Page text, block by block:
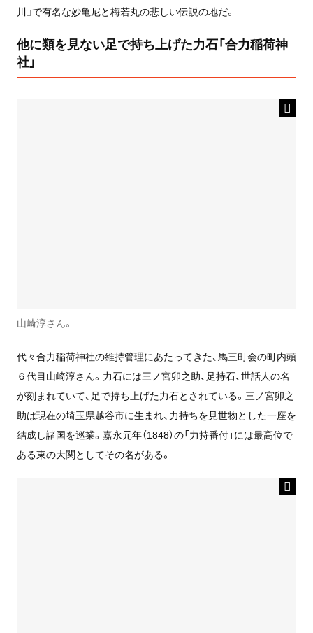
川』で有名な妙亀尼と梅若丸の悲しい伝説の地だ。
他に類を見ない足で持ち上げた力石「合力稲荷神
社」
山崎淳さん。
代々合力稲荷神社の維持管理にあたってきた、馬三町会の町内頭
６代目山崎淳さん。力石には三ノ宮卯之助、足持石、世話人の名
が刻まれていて、足で持ち上げた力石とされている。三ノ宮卯之
助は現在の埼玉県越谷市に生まれ、力持ちを見世物とした一座を
結成し諸国を巡業。嘉永元年（1848）の「力持番付」には最高位で
ある東の大関としてその名がある。